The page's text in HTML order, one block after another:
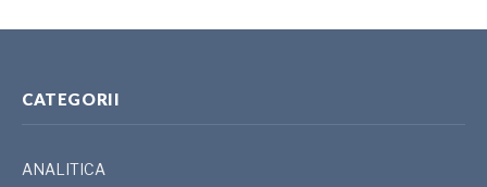
CATEGORII
ANALITICA